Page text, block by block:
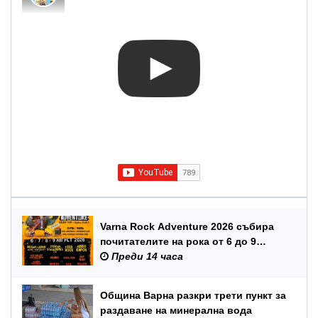
Varna Rock Adventure 2026 събира
почитателите на рока от 6 до 9
август в Аспарухов парк
Преди 14 часа
Община Варна разкри трети пункт за
раздаване на минерална вода